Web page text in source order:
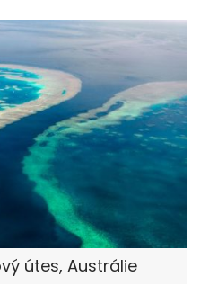
útes, Austrálie